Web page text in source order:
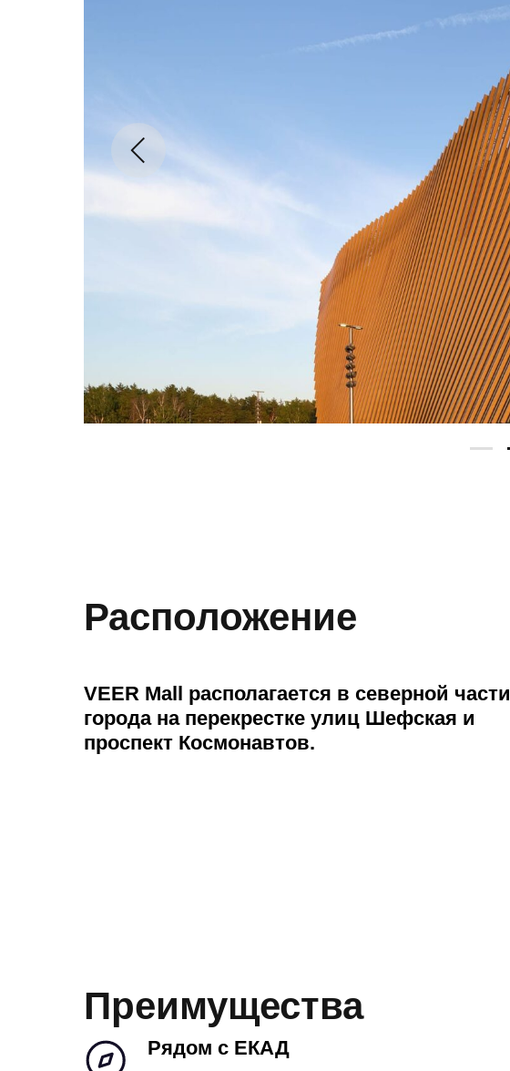
Расположение
VEER Mall располагается в северной части
города на перекрестке улиц Шефская и
проспект Космонавтов.
Преимущества
Рядом с ЕКАД